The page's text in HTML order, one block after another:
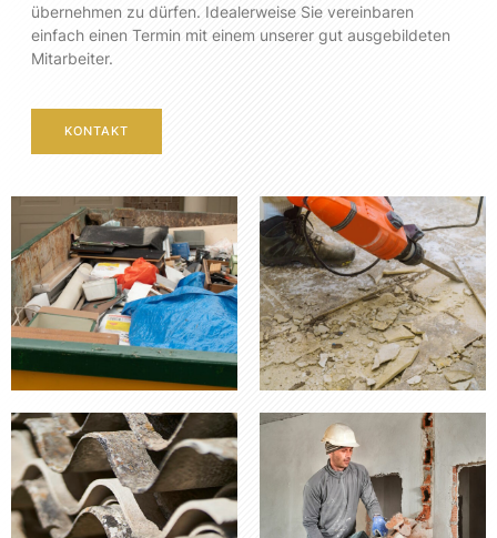
übernehmen zu dürfen. Idealerweise Sie vereinbaren
einfach einen Termin mit einem unserer gut ausgebildeten
Mitarbeiter.
KONTAKT